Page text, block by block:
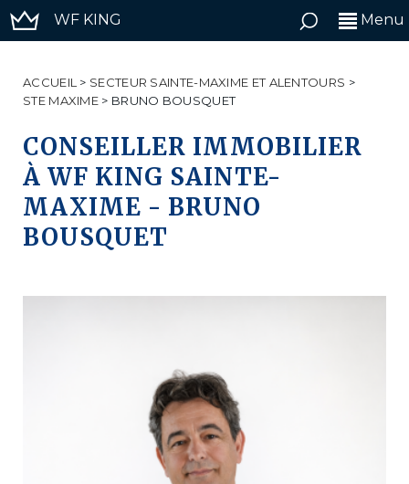
WF KING Menu
ACCUEIL > SECTEUR SAINTE-MAXIME ET ALENTOURS >
STE MAXIME > BRUNO BOUSQUET
CONSEILLER IMMOBILIER
À WF KING SAINTE-
MAXIME - BRUNO
BOUSQUET